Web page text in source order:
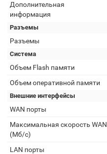
Дополнительная
информация
Разъемы
Разъемы
Система
Объем Flash памяти
Объем оперативной памяти
Внешние интерфейсы
WAN порты
Максимальная скорость WAN
(Мб/с)
LAN порты